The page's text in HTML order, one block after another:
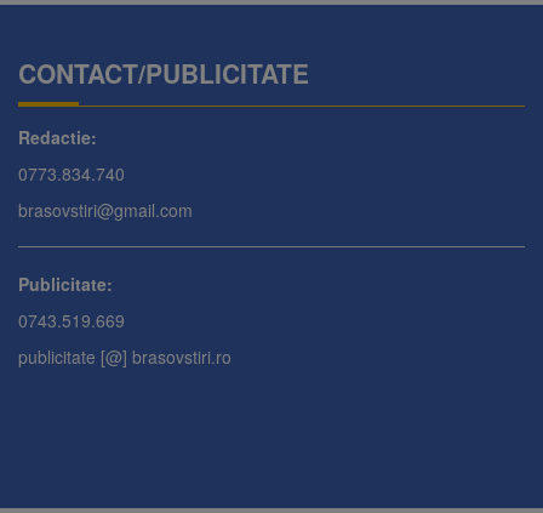
CONTACT/PUBLICITATE
Redactie:
0773.834.740
brasovstiri@gmail.com
Publicitate:
0743.519.669
publicitate [@] brasovstiri.ro